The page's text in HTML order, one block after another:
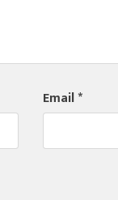
Email*